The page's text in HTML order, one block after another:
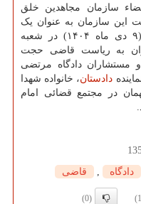
۱۰۴ نفر از اعضاء سازمان مجاهدین خلق
این سازمان به عنوان یک
شخصیت حقوقی، امروز سه شنبه (۹ دی ماه ۱۴۰۴) در شعبه
به ریاست قاضی حجت
و مستشاران دادگاه مرتضی
دادستان، خانواده شهدا
در مجتمع قضائی امام
دادگاه قاضی
(0)